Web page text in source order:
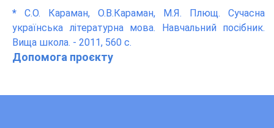
* С.О. Караман, О.В.Караман, М.Я. Плющ. Сучасна
українська літературна мова. Навчальний посібник.
Вища школа. - 2011, 560 с.
Допомога проєкту